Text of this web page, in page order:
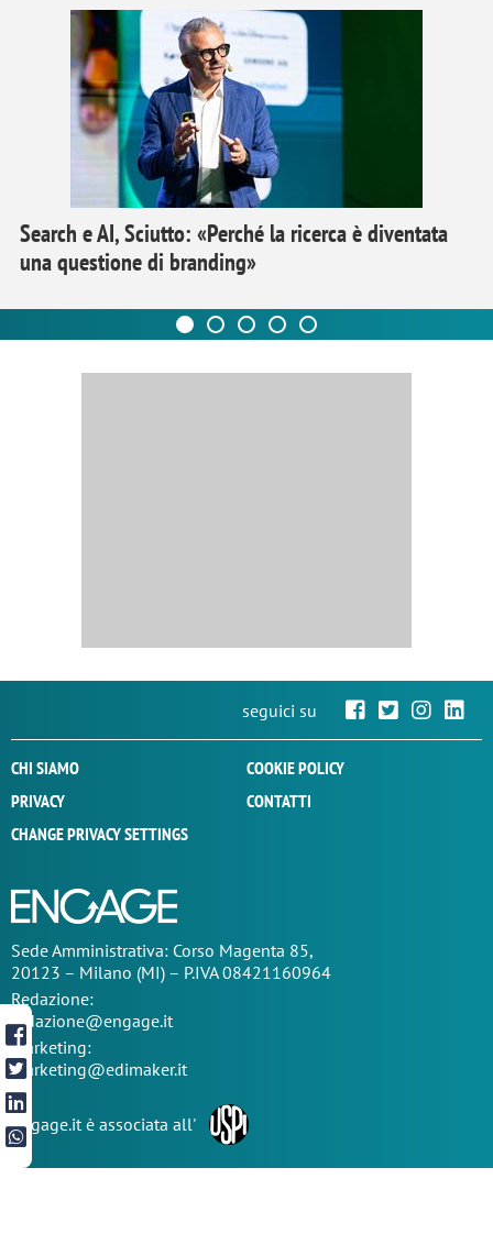
Search e AI, Sciutto: «Perché la ricerca è diventata
una questione di branding»
seguici su
CHI SIAMO
COOKIE POLICY
PRIVACY
CONTATTI
CHANGE PRIVACY SETTINGS
SedeAmministrativa: Corso Magenta 85,
20123 – Milano (MI) – P.IVA 08421160964
Redazione:
redazione@engage.it
Marketing:
marketing@edimaker.it
Engage.it è associata all'